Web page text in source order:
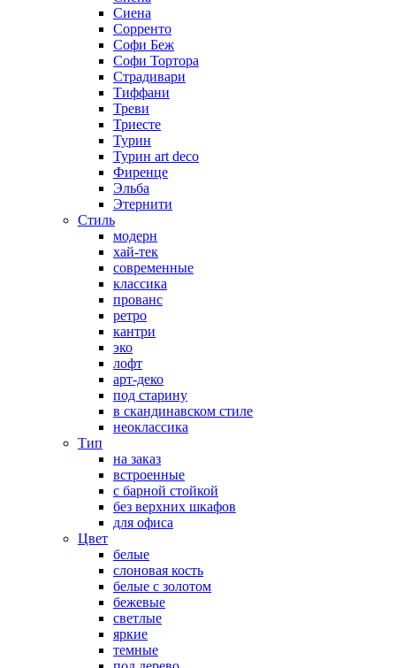
Сиена
Сорренто
Софи Беж
Софи Тортора
Страдивари
Тиффани
Треви
Триесте
Турин
Турин art deco
Фиренце
Эльба
Этернити
Стиль
модерн
хай-тек
современные
классика
прованс
ретро
кантри
эко
лофт
арт-деко
под старину
в скандинавском стиле
неоклассика
Тип
на заказ
встроенные
с барной стойкой
без верхних шкафов
для офиса
Цвет
белые
слоновая кость
белые с золотом
бежевые
светлые
яркие
темные